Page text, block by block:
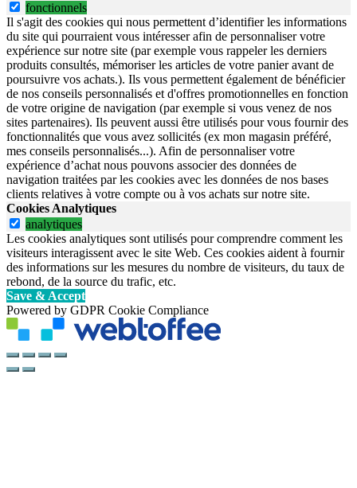
fonctionnels
Il s'agit des cookies qui nous permettent d’identifier les informations
du site qui pourraient vous intéresser afin de personnaliser votre
expérience sur notre site (par exemple vous rappeler les derniers
produits consultés, mémoriser les articles de votre panier avant de
poursuivre vos achats.). Ils vous permettent également de bénéficier
de nos conseils personnalisés et d'offres promotionnelles en fonction
de votre origine de navigation (par exemple si vous venez de nos
sites partenaires). Ils peuvent aussi être utilisés pour vous fournir des
fonctionnalités que vous avez sollicités (ex mon magasin préféré,
mes conseils personnalisés...). Afin de personnaliser votre
expérience d’achat nous pouvons associer des données de
navigation traitées par les cookies avec les données de nos bases
clients relatives à votre compte ou à vos achats sur notre site.
Cookies Analytiques
analytiques
Les cookies analytiques sont utilisés pour comprendre comment les
visiteurs interagissent avec le site Web. Ces cookies aident à fournir
des informations sur les mesures du nombre de visiteurs, du taux de
rebond, de la source du trafic, etc.
Save & Accept
Powered by GDPR Cookie Compliance